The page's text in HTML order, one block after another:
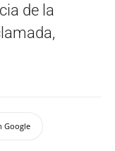
de la
Google